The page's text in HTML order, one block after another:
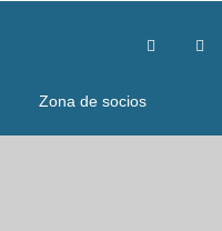
Zona de socios